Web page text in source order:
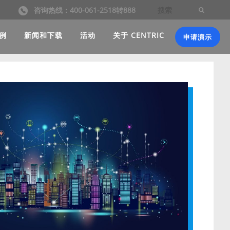
咨询热线：400-061-2518转888
新闻和下载 活动 关于 CENTRIC 申请演示